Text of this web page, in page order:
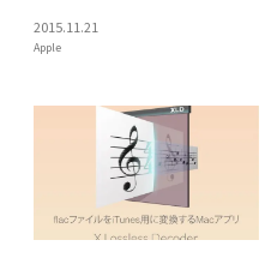
2015.11.21
Apple